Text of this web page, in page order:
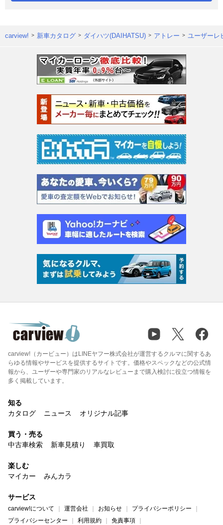
carview! 新車カタログ ダイハツ(DAIHATSU) アトレー ユーザーレ
carview!（カービュー）はLINEヤフー株式会社が運営するクルマに関するあ
らゆる情報やサービスを提供するサイトです。価格やスペックなどの公式情
報から、ユーザーや専門家のリアルなレビューまで購入検討に役立つ情報を
多く掲載しています。
知る
カタログ
ニュース オリジナル記事
買う・売る
中古車検索
新車見積り 車買取
楽しむ
マイカー
みんカラ
サービス
carview!について 運営会社 お知らせ
プライバシーポリシー
プライバシーセンター
利用規約 免責事項